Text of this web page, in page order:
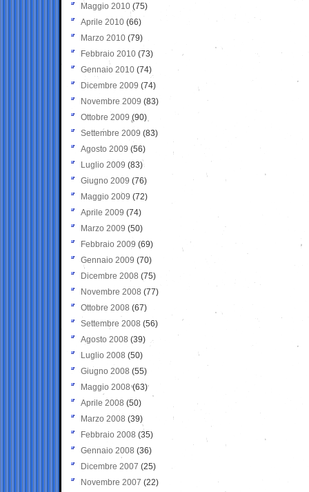
Maggio 2010 (75)
Aprile 2010 (66)
Marzo 2010 (79)
Febbraio 2010 (73)
Gennaio 2010 (74)
Dicembre 2009 (74)
Novembre 2009 (83)
Ottobre 2009 (90)
Settembre 2009 (83)
Agosto 2009 (56)
Luglio 2009 (83)
Giugno 2009 (76)
Maggio 2009 (72)
Aprile 2009 (74)
Marzo 2009 (50)
Febbraio 2009 (69)
Gennaio 2009 (70)
Dicembre 2008 (75)
Novembre 2008 (77)
Ottobre 2008 (67)
Settembre 2008 (56)
Agosto 2008 (39)
Luglio 2008 (50)
Giugno 2008 (55)
Maggio 2008(63)
Aprile 2008 (50)
Marzo 2008 (39)
Febbraio 2008 (35)
Gennaio 2008 (36)
Dicembre 2007 (25)
Novembre 2007 (22)